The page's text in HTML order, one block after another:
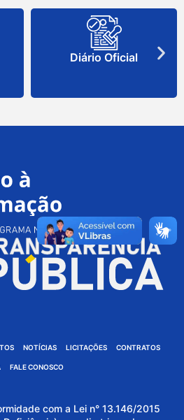
Diário Oficial
NOTÍCIAS LICITAÇÕES CONTRATOS
FALE CONOSCO
com a Lei n° 13.146/2015